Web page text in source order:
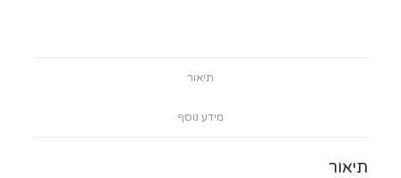
תיאור
מידע נוסף
תיאור